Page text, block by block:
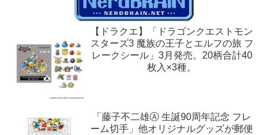
【ドラクエ】「ドラゴンクエストモン
スターズ3 魔族の王子とエルフの旅 フ
レークシール」3月発売。20柄合計40
枚入×3種。
「藤子不二雄Ⓐ 生誕90周年記念 フレ
ーム切手」他オリジナルグッズが郵便